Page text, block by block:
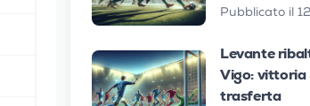
Pubblicato il
Levante
Vigo: vittoria
trasferta